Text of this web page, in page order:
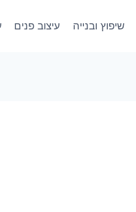
שיפוץ ובנייה עיצוב פנים